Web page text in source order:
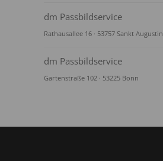
dm Passbildservice
Rathausallee 16 · 53757 Sankt Augustin
dm Passbildservice
Gartenstraße 102 · 53225 Bonn